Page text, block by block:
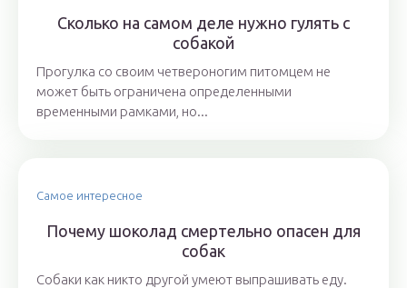
Сколько на самом деле нужно гулять с
собакой
Прогулка со своим четвероногим питомцем не
может быть ограничена определенными
временными рамками, но...
Самое интересное
Почему шоколад смертельно опасен для
собак
Собаки как никто другой умеют выпрашивать еду.